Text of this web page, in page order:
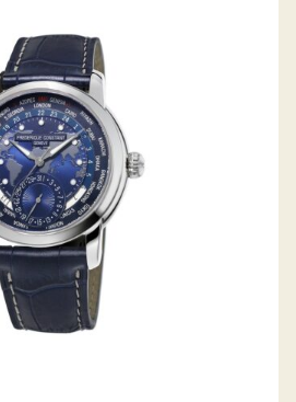
WORLDTIMER